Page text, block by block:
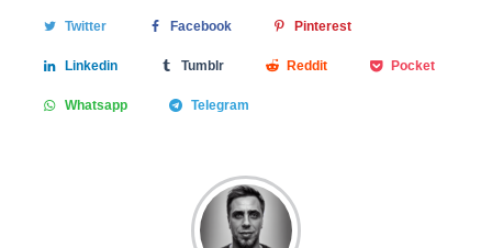
Twitter Facebook Pinterest
Linkedin Tumblr Reddit Pocket
Whatsapp Telegram